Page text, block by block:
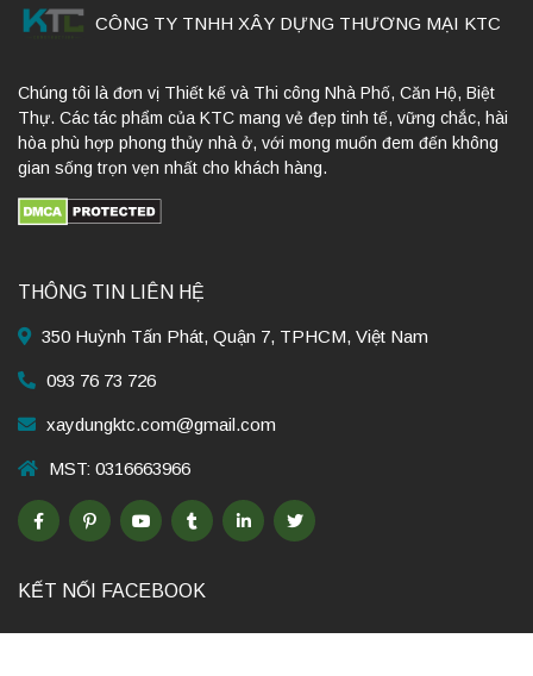
CÔNG TY TNHH XÂY DỰNG THƯƠNG MẠI KTC
Chúng tôi là đơn vị Thiết kế và Thi công Nhà Phố, Căn Hộ, Biệt
Thự. Các tác phẩm của KTC mang vẻ đẹp tinh tế, vững chắc, hài
hòa phù hợp phong thủy nhà ở, với mong muốn đem đến không
gian sống trọn vẹn nhất cho khách hàng.
THÔNG TIN LIÊN HỆ
350 Huỳnh Tấn Phát, Quận 7, TPHCM, Việt Nam
093 76 73 726
xaydungktc.com@gmail.com
MST: 0316663966
KẾT NỐI FACEBOOK